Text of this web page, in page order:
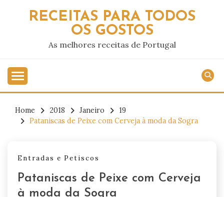
RECEITAS PARA TODOS
OS GOSTOS
As melhores receitas de Portugal
Home 2018 Janeiro
19
Pataniscas de Peixe com Cerveja à moda da Sogra
Entradas e Petiscos
Pataniscas de Peixe com Cerveja
à moda da Sogra